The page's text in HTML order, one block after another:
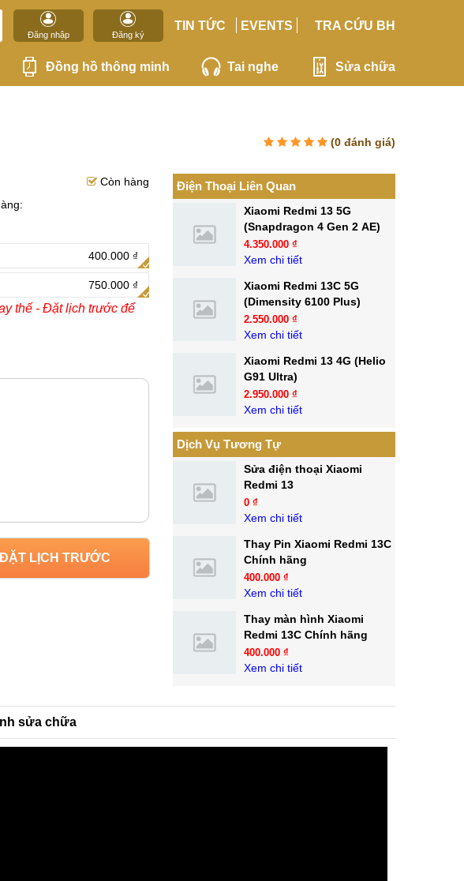
Đăng nhập Đăng ký
TIN TỨC EVENTS TRA CỨU BH
Đồng hồ thông minh Tai nghe Sửa chữa
(0 đánh giá)
Còn hàng
400.000 ₫
750.000 ₫
thế - Đặt lịch trước để
ĐẶT LỊCH TRƯỚC
Điện Thoại Liên Quan
Xiaomi Redmi 13 5G
(Snapdragon 4 Gen 2 AE)
4.350.000 ₫
Xem chi tiết
Xiaomi Redmi 13C 5G
(Dimensity 6100 Plus)
2.550.000 ₫
Xem chi tiết
Xiaomi Redmi 13 4G (Helio
G91 Ultra)
2.950.000 ₫
Xem chi tiết
Dịch Vụ Tương Tự
Sửa điện thoại Xiaomi
Redmi 13
0 ₫
Xem chi tiết
Thay Pin Xiaomi Redmi 13C
Chính hãng
400.000 ₫
Xem chi tiết
Thay màn hình Xiaomi
Redmi 13C Chính hãng
400.000 ₫
Xem chi tiết
sửa chữa